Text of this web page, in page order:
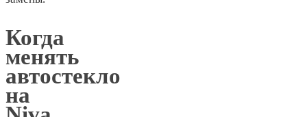
Когда
менять
автостекло
на